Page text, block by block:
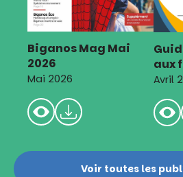
Biganos Mag Mai
2026
Mai 2026
aux
Avril
Voir toutes les